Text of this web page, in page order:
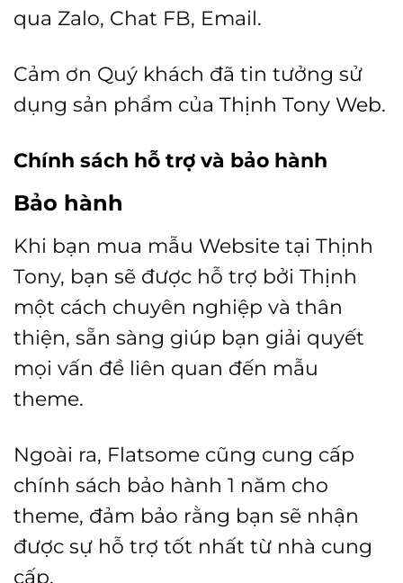
qua Zalo, Chat FB, Email.
Cảm ơn Quý khách đã tin tưởng sử
dụng sản phẩm của Thịnh Tony Web.
Chính sách hỗ trợ và bảo hành
Bảo hành
Khi bạn mua mẫu Website tại Thịnh
Tony, bạn sẽ được hỗ trợ bởi Thịnh
một cách chuyên nghiệp và thân
thiện, sẵn sàng giúp bạn giải quyết
mọi vấn đề liên quan đến mẫu
theme.
Ngoài ra, Flatsome cũng cung cấp
chính sách bảo hành 1 năm cho
theme, đảm bảo rằng bạn sẽ nhận
được sự hỗ trợ tốt nhất từ nhà cung
cấp.